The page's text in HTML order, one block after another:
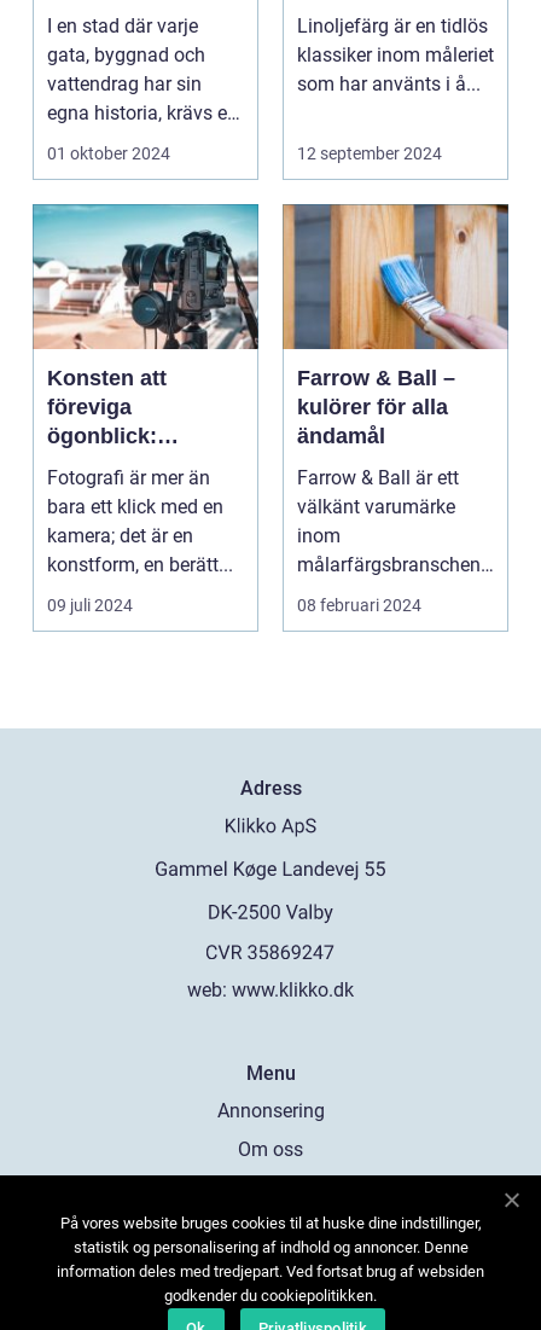
Stockholm
I en stad där varje
gata, byggnad och
vattendrag har sin
egna historia, krävs en
riktig ko...
01 oktober 2024
Modern Tappning
Linoljefärg är en tidlös
klassiker inom måleriet
som har använts i å...
12 september 2024
Konsten att
föreviga
ögonblick:
Fotografens värld
Fotografi är mer än
bara ett klick med en
kamera; det är en
konstform, en berätt...
09 juli 2024
Farrow & Ball –
kulörer för alla
ändamål
Farrow & Ball är ett
välkänt varumärke
inom
målarfärgsbranschen
s...
08 februari 2024
Adress
web: www.klikko.dk
Menu
Annonsering
Om oss
Kontakta oss
Sitemap
På vores website bruges cookies til at huske dine indstillinger,
statistik og personalisering af indhold og annoncer. Denne
information deles med tredjepart. Ved fortsat brug af websiden
godkender du cookiepolitikken.